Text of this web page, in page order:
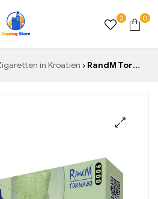
2 0
in Kroatien RandM Tornado 9000 Einweg-Vape 9000 Puffs